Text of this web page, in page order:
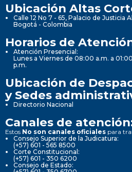
Ubicación Altas
Calle 12 No 7 - 65, Palacio de Justicia
Bogotá - Colombia
Horarios de
Atención Presencial:
Lunes a Viernes de 08:00 a.m. a
p.m.
Ubicación de
y Sedes
Directorio Nacional
Canales de
Estos No son canales oficiales para
Consejo Superior de la Judicatura:
(+57) 601 - 565 8500
Corte Constitucional:
(+57) 601 - 350 6200
Consejo de Estado: